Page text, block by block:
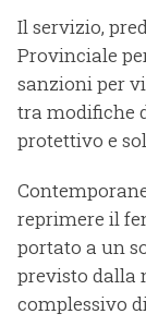
Il servizio,
Provinciale
sanzioni per
tra modifiche
protettivo e
reprimere il
portato a un
previsto dalla
complessivo